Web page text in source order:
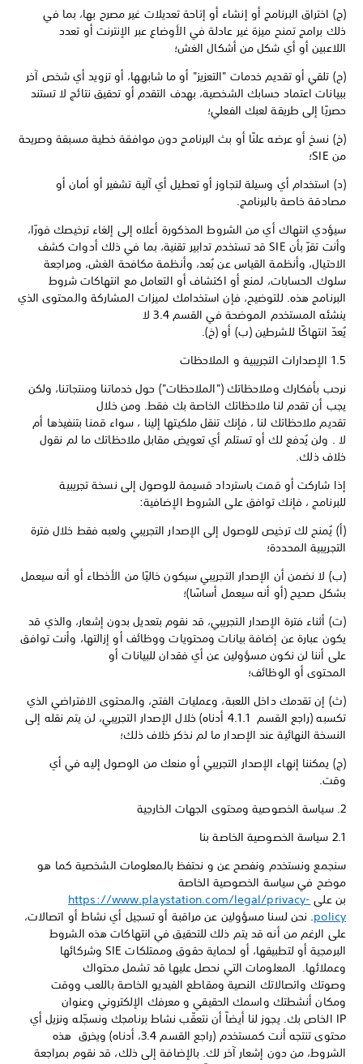
(ج) اختراق البرنامج أو إنشاء أو إتاحة تعديلات غير مصرح بها، بما في
ذلك برامج تمنح ميزة غير عادلة في الأوضاع عبر الإنترنت أو تعدد
اللاعبين أو أي شكل من أشكال الغش؛
(ح) تلقي أو تقديم خدمات "التعزيز" أو ما شابهها، أو تزويد أي شخص آخر
ببيانات اعتماد حسابك الشخصية، بهدف التقدم أو تحقيق نتائج لا تستند
حصريًا إلى طريقة لعبك الفعلي؛
(خ) نسخ أو عرضه علنًا أو بث البرنامج دون موافقة خطية مسبقة وصريحة
من SIE؛
(د) استخدام أي وسيلة لتجاوز أو تعطيل أي آلية تشفير أو أمان أو
مصادقة خاصة بالبرنامج.
سيؤدي انتهاك أي من الشروط المذكورة أعلاه إلى إلغاء ترخيصك فورًا،
وأنت تقرّ بأن SIE قد تستخدم تدابير تقنية، بما في ذلك أدوات كشف
الاحتيال، وأنظمة القياس عن بُعد، وأنظمة مكافحة الغش، ومراجعة
سلوك الحسابات، لمنع أو اكتشاف أو التعامل مع انتهاكات شروط
البرنامج هذه. للتوضيح، فإن استخدامك لميزات المشاركة والمحتوى الذي
ينشئه المستخدم الموضحة في القسم 3.4 لا
يُعدّ انتهاكًا للشرطين (ب) أو (خ).
1.5 الإصدارات التجريبية و الملاحظات
نرحب بأفكارك وملاحظاتك ("الملاحظات") حول خدماتنا ومنتجاتنا، ولكن
يجب أن تقدم لنا ملاحظاتك الخاصة بك فقط. ومن خلال
تقديم ملاحظاتك لنا ، فإنك تنقل ملكيتها إلينا ، سواء قمنا بتنفيذها أم
لا . ولن يُدفع لك أو تستلم أي تعويض مقابل ملاحظاتك ما لم نقول
خلاف ذلك.
إذا شاركت أو قمت باسترداد قسيمة للوصول إلى نسخة تجريبية
للبرنامج ، فإنك توافق على الشروط الإضافية:
(أ) يُمنح لك ترخيص للوصول إلى الإصدار التجريبي ولعبه فقط خلال فترة
التجريبية المحددة؛
(ب) لا نضمن أن الإصدار التجريبي سيكون خاليًا من الأخطاء أو أنه سيعمل
بشكل صحيح (أو أنه سيعمل أساسًا)؛
(ت) أثناء فترة الإصدار التجريبي، قد نقوم بتعديل بدون إشعار، والذي قد
يكون عبارة عن إضافة بيانات ومحتويات ووظائف أو إزالتها، وأنت توافق
على أننا لن نكون مسؤولين عن أي فقدان للبيانات أو
المحتوى أو الوظائف؛
(ث) إن تقدمك داخل اللعبة، وعمليات الفتح، والمحتوى الافتراضي الذي
تكسبه (راجع القسم 4.1.1 أدناه) خلال الإصدار التجريبي، لن يتم نقله إلى
النسخة النهائية عند الإصدار ما لم نذكر خلاف ذلك؛
(ج) يمكننا إنهاء الإصدار التجريبي أو منعك من الوصول إليه في أي
وقت.
2. سياسة الخصوصية ومحتوى الجهات الخارجية
2.1 سياسة الخصوصية الخاصة بنا
سنجمع ونستخدم ونفصح عن و نحتفظ بالمعلومات الشخصية كما هو
موضح في سياسة الخصوصية الخاصة
بن على https://www.playstation.com/legal/privacy-
policy. نحن لسنا مسؤولين عن مراقبة أو تسجيل أي نشاط أو اتصالات،
على الرغم من أنه قد يتم ذلك للتحقيق في انتهاكات هذه الشروط
البرمجية أو لتطبيقها، أو لحماية حقوق وممتلكات SIE وشركائها
وعملائها. المعلومات التي نحصل عليها قد تشمل محتواك
وصوتك واتصالاتك النصية ومقاطع الفيديو الخاصة باللعب ووقت
ومكان أنشطتك واسمك الحقيقي و معرفك الإلكتروني وعنوان
IP الخاص بك. يجوز لنا أيضاً أن نتعقّب نشاط برنامجك ونسجّله ونزيل أي
محتوى تنتجه أنت كمستخدم (راجع القسم 3.4، أدناه) ويخرق هذه
الشروط، من دون إشعار آخر لك. بالإضافة إلى ذلك، قد نقوم بمراجعة